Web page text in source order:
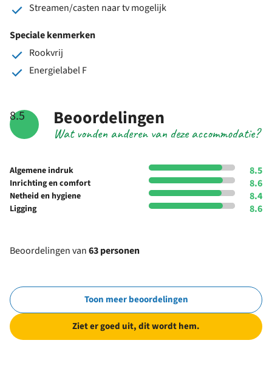
Streamen/casten naar tv mogelijk
Speciale kenmerken
Rookvrij
Energielabel F
8.5
Wat vonden anderen van deze accommodatie?
Beoordelingen
Algemene indruk 8.5
Inrichting en comfort 8.6
Netheid en hygiene 8.4
Ligging 8.6
Beoordelingen van63 personen
Toon meer beoordelingen
Ziet er goed uit, dit wordt hem.